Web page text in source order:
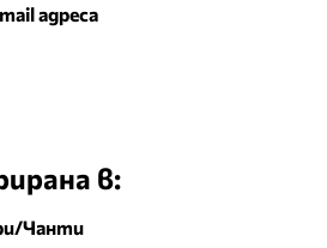
адреса
в:
Чанти